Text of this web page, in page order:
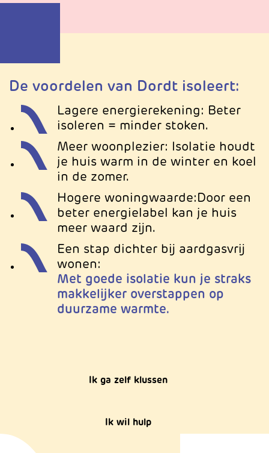
De voordelen van Dordt isoleert:
Lagere energierekening: Beter
isoleren = minder stoken.
Meer woonplezier: Isolatie houdt
je huis warm in de winter en koel
in de zomer.
Hogere woningwaarde:Door een
beter energielabel kan je huis
meer waard zijn.
Een stap dichter bij aardgasvrij
wonen:
Met goede isolatie kun je straks
makkelijker overstappen op
duurzame warmte.
Ik ga zelf klussen
Ik wil hulp